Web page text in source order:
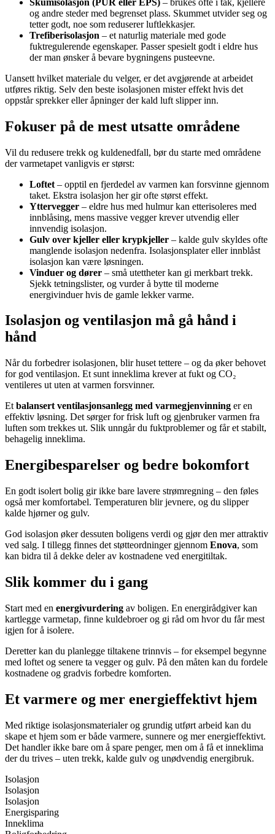
og andre steder med begrenset plass. Skummet utvider seg og
tetter godt, noe som reduserer luftlekkasjer.
Trefiberisolasjon – et naturlig materiale med gode
fuktregulerende egenskaper. Passer spesielt godt i eldre hus
der man ønsker å bevare bygningens pusteevne.
Uansett hvilket materiale du velger, er det avgjørende at arbeidet
utføres riktig. Selv den beste isolasjonen mister effekt hvis det
oppstår sprekker eller åpninger der kald luft slipper inn.
Fokuser på de mest utsatte områdene
Vil du redusere trekk og kuldenedfall, bør du starte med områdene
der varmetapet vanligvis er størst:
Loftet – opptil en fjerdedel av varmen kan forsvinne gjennom
taket. Ekstra isolasjon her gir ofte størst effekt.
Yttervegger – eldre hus med hulmur kan etterisoleres med
innblåsing, mens massive vegger krever utvendig eller
innvendig isolasjon.
Gulv over kjeller eller krypkjeller – kalde gulv skyldes ofte
manglende isolasjon nedenfra. Isolasjonsplater eller innblåst
isolasjon kan være løsningen.
Vinduer og dører – små utettheter kan gi merkbart trekk.
Sjekk tetningslister, og vurder å bytte til moderne
energivinduer hvis de gamle lekker varme.
Isolasjon og ventilasjon må gå hånd i
hånd
Når du forbedrer isolasjonen, blir huset tettere – og da øker behovet
for god ventilasjon. Et sunt inneklima krever at fukt og CO₂
ventileres ut uten at varmen forsvinner.
Et balansert ventilasjonsanlegg med varmegjenvinning er en
effektiv løsning. Det sørger for frisk luft og gjenbruker varmen fra
luften som trekkes ut. Slik unngår du fuktproblemer og får et stabilt,
behagelig inneklima.
Energibesparelser og bedre bokomfort
En godt isolert bolig gir ikke bare lavere strømregning – den føles
også mer komfortabel. Temperaturen blir jevnere, og du slipper
kalde hjørner og gulv.
God isolasjon øker dessuten boligens verdi og gjør den mer attraktiv
ved salg. I tillegg finnes det støtteordninger gjennom Enova, som
kan bidra til å dekke deler av kostnadene ved energitiltak.
Slik kommer du i gang
Start med en energivurdering av boligen. En energirådgiver kan
kartlegge varmetap, finne kuldebroer og gi råd om hvor du får mest
igjen for å isolere.
Deretter kan du planlegge tiltakene trinnvis – for eksempel begynne
med loftet og senere ta vegger og gulv. På den måten kan du fordele
kostnadene og gradvis forbedre komforten.
Et varmere og mer energieffektivt hjem
Med riktige isolasjonsmaterialer og grundig utført arbeid kan du
skape et hjem som er både varmere, sunnere og mer energieffektivt.
Det handler ikke bare om å spare penger, men om å få et inneklima
der du trives – uten trekk, kalde gulv og unødvendig energibruk.
Isolasjon
Isolasjon
Isolasjon
Energisparing
Inneklima